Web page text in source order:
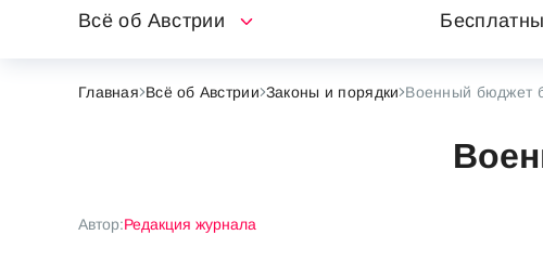
Всё об Австрии
Главная Всё об Австрии Законы и порядки Военный бюджет
Автор:Редакция журнала